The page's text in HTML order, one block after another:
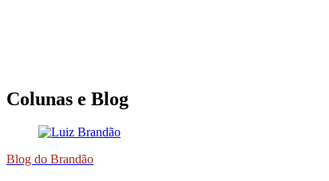
Colunas e Blog
Blog do Brandão